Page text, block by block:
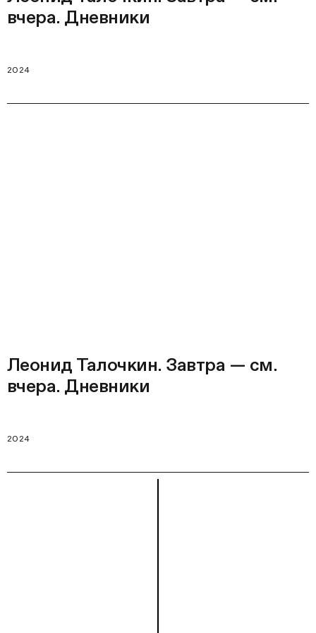
вчера. Дневники
2024
Леонид Талочкин. Завтра — см.
вчера. Дневники
2024